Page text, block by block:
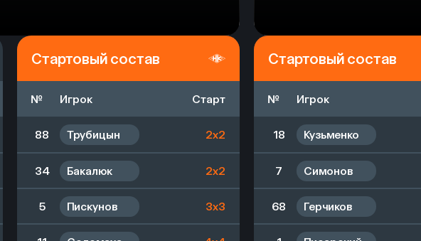
Стартовый состав
№ Игрок Старт
88 Трубицын 2x2
34 Бакалюк 2x2
5 Пискунов 3x3
Стартовый состав
№ Игрок
18 Кузьменко
7 Симонов
68 Герчиков